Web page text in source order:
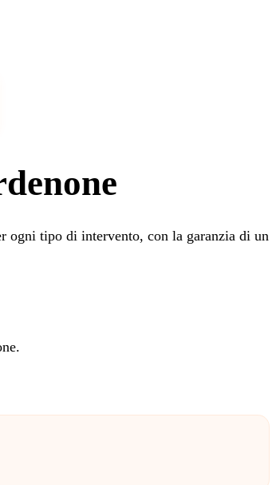
ogni tipo di intervento, con la garanzia di un